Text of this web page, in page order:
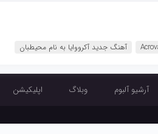
آهنگ جدید آکرووایا به نام محیطبان
آرشیو آلبوم وبلاگ اپلیکیشن